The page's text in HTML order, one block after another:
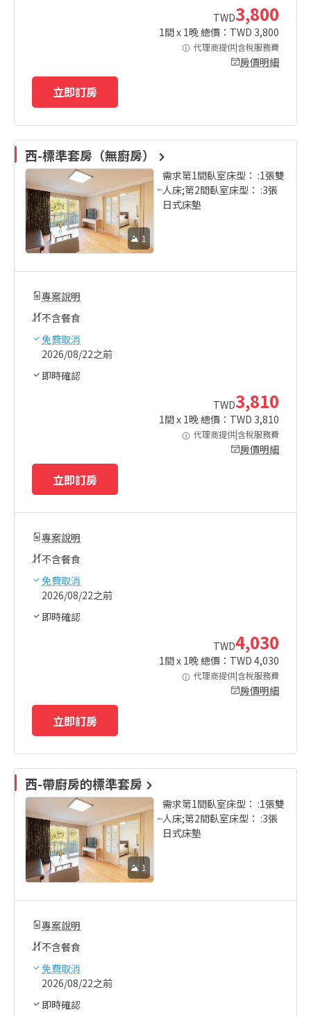
TWD3,800
1間 x 1晚 總價：TWD 3,800
代理商提供|含稅服務費
房價明細
立即訂房
西-標準套房（無廚房）
1
需求第1間臥室床型： :1張雙
人床;第2間臥室床型： :3張
日式床墊
專案說明
不含餐食
免費取消
2026/08/22之前
即時確認
TWD3,810
1間 x 1晚 總價：TWD 3,810
代理商提供|含稅服務費
房價明細
立即訂房
專案說明
不含餐食
免費取消
2026/08/22之前
即時確認
TWD4,030
1間 x 1晚 總價：TWD 4,030
代理商提供|含稅服務費
房價明細
立即訂房
西-帶廚房的標準套房
1
需求第1間臥室床型： :1張雙
人床;第2間臥室床型： :3張
日式床墊
專案說明
不含餐食
免費取消
2026/08/22之前
即時確認